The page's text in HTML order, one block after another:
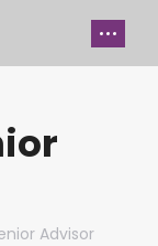
Advisor